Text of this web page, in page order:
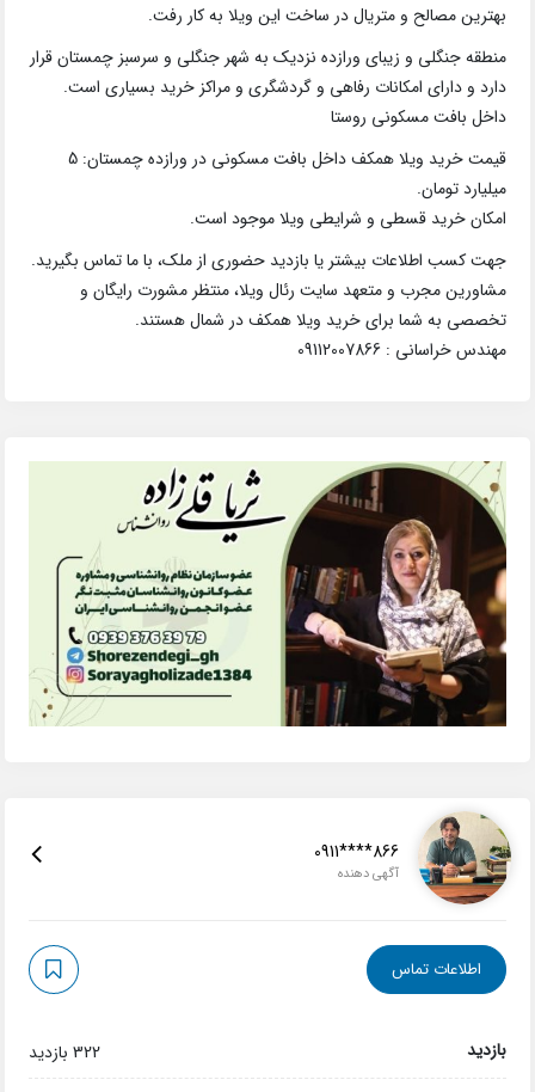
بهترین مصالح و متریال در ساخت این ویلا به کار رفت.
منطقه جنگلی و زیبای ورازده نزدیک به شهر جنگلی و سرسبز چمستان قرار
دارد و دارای امکانات رفاهی و گردشگری و مراکز خرید بسیاری است.
داخل بافت مسکونی روستا
قیمت خرید ویلا همکف داخل بافت مسکونی در ورازده چمستان: 5
میلیارد تومان.
امکان خرید قسطی و شرایطی ویلا موجود است.
جهت کسب اطلاعات بیشتر یا بازدید حضوری از ملک، با ما تماس بگیرید.
مشاورین مجرب و متعهد سایت رئال ویلا، منتظر مشورت رایگان و
تخصصی به شما برای خرید ویلا همکف در شمال هستند.
مهندس خراسانی : 09112007866
0911****866
آگهی دهنده
اطلاعات تماس
بازدید 322 بازدید